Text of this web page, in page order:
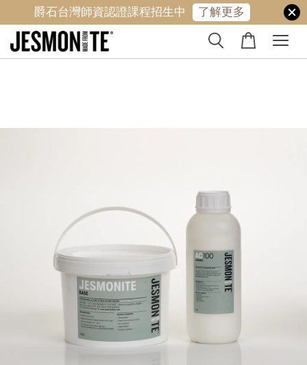
爵石台灣師資認證課程招生中 了解更多